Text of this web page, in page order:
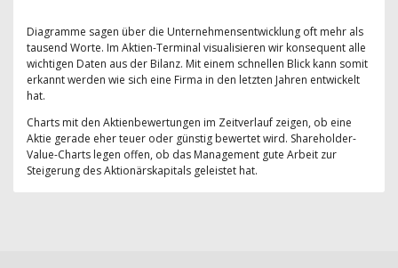
Diagramme sagen über die Unternehmensentwicklung oft mehr als
tausend Worte. Im Aktien-Terminal visualisieren wir konsequent alle
wichtigen Daten aus der Bilanz. Mit einem schnellen Blick kann somit
erkannt werden wie sich eine Firma in den letzten Jahren entwickelt
hat.
Charts mit den Aktienbewertungen im Zeitverlauf zeigen, ob eine
Aktie gerade eher teuer oder günstig bewertet wird. Shareholder-
Value-Charts legen offen, ob das Management gute Arbeit zur
Steigerung des Aktionärskapitals geleistet hat.